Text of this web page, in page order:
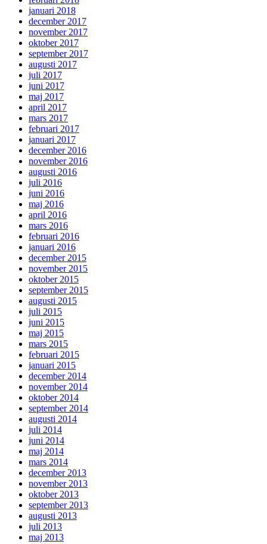
januari 2018
december 2017
november 2017
oktober 2017
september 2017
augusti 2017
juli 2017
juni 2017
maj 2017
april 2017
mars 2017
februari 2017
januari 2017
december 2016
november 2016
augusti 2016
juli 2016
juni 2016
maj 2016
april 2016
mars 2016
februari 2016
januari 2016
december 2015
november 2015
oktober 2015
september 2015
augusti 2015
juli 2015
juni 2015
maj 2015
mars 2015
februari 2015
januari 2015
december 2014
november 2014
oktober 2014
september 2014
augusti 2014
juli 2014
juni 2014
maj 2014
mars 2014
december 2013
november 2013
oktober 2013
september 2013
augusti 2013
juli 2013
maj 2013